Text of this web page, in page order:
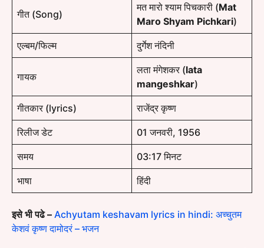
गीत (Song)
मत मारो श्याम पिचकारी (Mat
Maro Shyam Pichkari)
एल्बम/फिल्म दुर्गेश नंदिनी
गायक
लता मंगेशकर (lata
mangeshkar)
गीतकार (lyrics) राजेंद्र कृष्ण
रिलीज डेट 01 जनवरी, 1956
समय 03:17 मिनट
भाषा हिंदी
इसे भी पढे – Achyutam keshavam lyrics in hindi: अच्चुतम
केशवं कृष्ण दामोदरं – भजन